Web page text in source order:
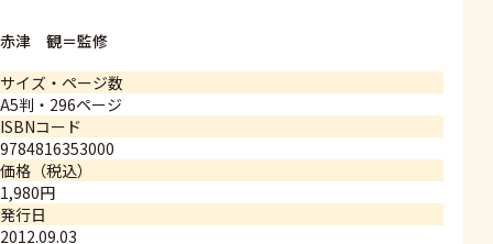
赤津 観＝監修
サイズ・ページ数
A5判・296ページ
ISBNコード
9784816353000
価格（税込）
1,980円
発行日
2012.09.03